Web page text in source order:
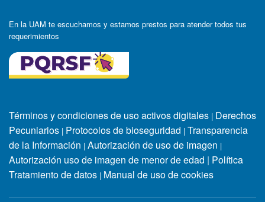
En la UAM te escuchamos y estamos prestos para atender todos tus
requerimientos
Términos y condiciones de uso activos digitales | Derechos
Pecuniarios | Protocolos de bioseguridad | Transparencia
de la Información | Autorización de uso de imagen |
Autorización uso de imagen de menor de edad | Política
Tratamiento de datos | Manual de uso de cookies